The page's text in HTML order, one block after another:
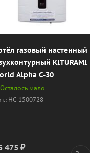
газовый настенный
KITURAMI
Alpha C-30
Осталось мало
НС-1500728
475₽